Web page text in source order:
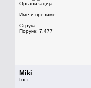
Организација:
Име и презиме:
Струка:
Поруке: 7.477
Miki
Гост